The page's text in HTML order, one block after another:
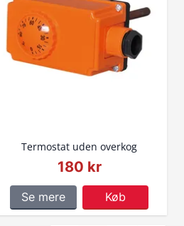
Termostat uden overkog
180 kr
Se mere Køb